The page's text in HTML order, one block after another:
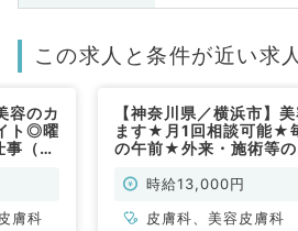
この求人と条件が近い求人
容のカ
ト◎曜
（形
膚科
【神奈川県／横浜市】
ます★月1回相談可能★
の午前★外来・施術等
がある方を募集！（皮膚
時給13,000円
皮膚科、美容皮膚科